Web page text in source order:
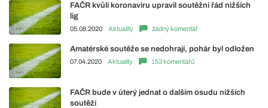
FAČR kvůli koronaviru upravil soutěžní řád nižších
lig
05.08.2020 Aktuality žádný komentář
Amatérské soutěže se nedohrají, pohár byl odložen
07.04.2020 Aktuality 153 komentářů
FAČR bude v úterý jednat o dalším osudu nižších
soutěží